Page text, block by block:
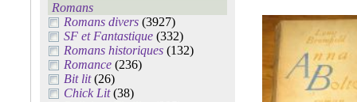
Romans
Romans divers (3927)
SF et Fantastique (332)
Romans historiques (132)
Romance (236)
Bit lit(26)
Chick Lit(38)